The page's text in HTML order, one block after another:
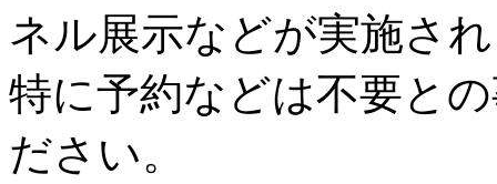
ネル展示などが実施さ
特に予約などは不要と
ださい。